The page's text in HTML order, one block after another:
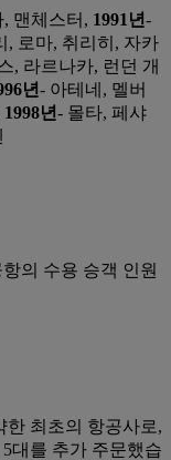
맨체스터, 1991년-
, 로마, 취리히, 자카
, 라르나카, 런던 개
년- 아테네, 멜버
1998년- 몰타, 페샤
의 수용 승객 인원
한 최초의 항공사로,
대를 추가 주문했습